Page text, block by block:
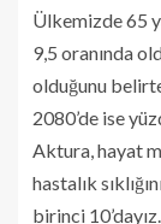
Ülkemizde 65
9,5 oranında
olduğunu
2080’de ise
Aktura, hayat
hastalık
birinci